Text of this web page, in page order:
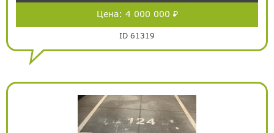
Цена: 4 000 000 ₽
ID 61319